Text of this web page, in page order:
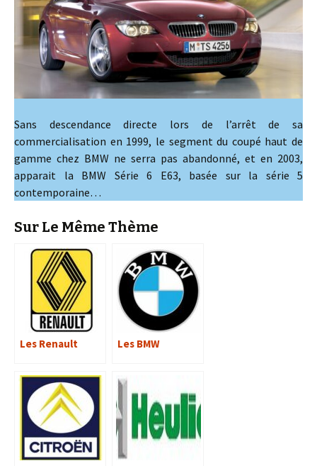
Sans descendance directe lors de l’arrêt de sa
commercialisation en 1999, le segment du coupé haut de
gamme chez BMW ne serra pas abandonné, et en 2003,
apparait la BMW Série 6 E63, basée sur la série 5
contemporaine…
Sur Le Même Thème
Les Renault Les BMW